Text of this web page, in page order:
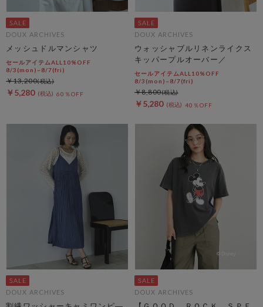
DOUX ARCHIVES
メッシュドルマンシャツ
セールアイテムALL10%OFF
8/3(mon)~8/7(fri)
￥5,280 60％OFF
￥13,200
DOUX ARCHIVES
ウォッシャブルリネンライクス
キッパープルオーバー／
セールアイテムALL10%OFF
8/3(mon)~8/7(fri)
￥5,280 40％OFF
￥8,800
DOUX ARCHIVES DOUX ARCHIVES